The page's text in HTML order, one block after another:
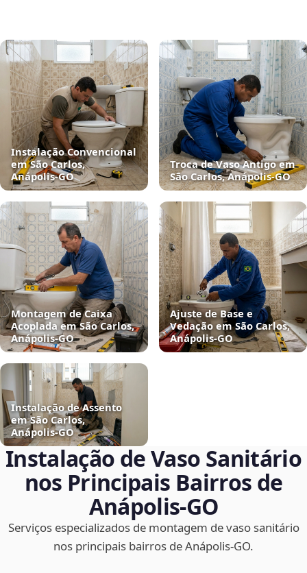
Instalação Convencional
em São Carlos,
Anápolis‑GO
Troca de Vaso Antigo em
São Carlos, Anápolis‑GO
Montagem de Caixa
Acoplada em São Carlos,
Anápolis‑GO
Ajuste de Base e
Vedação em São Carlos,
Anápolis‑GO
Instalação de Assento
em São Carlos,
Anápolis‑GO
Instalação de Vaso Sanitário
nos Principais Bairros de
Anápolis‑GO
Serviços especializados de montagem de vaso sanitário
nos principais bairros de Anápolis‑GO.